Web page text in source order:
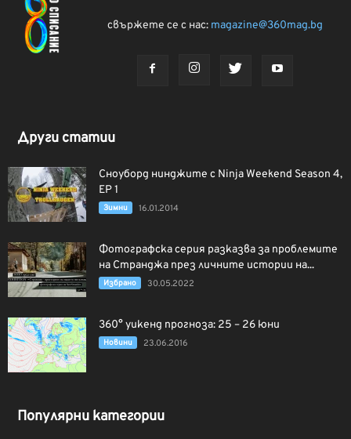
свържете се с нас: magazine@360mag.bg
Други статии
Сноуборд нинджите с Ninja Weekend Season 4,
EP 1
Зимни 16.01.2014
Фотографска серия разказва за проблемите
на Странджа през личните истории на...
Избрано 30.05.2022
360° уикенд прогноза: 25 – 26 юни
Новини 23.06.2016
Популярни категории